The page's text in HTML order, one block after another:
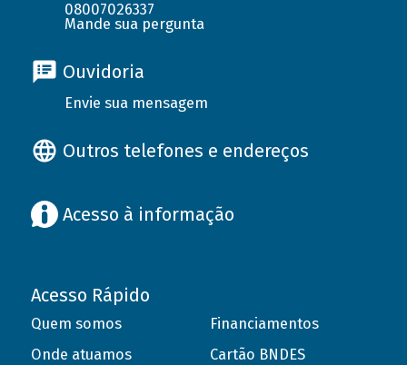
08007026337
Mande sua pergunta
Ouvidoria
Envie sua mensagem
Outros telefones e endereços
Acesso à informação
Acesso Rápido
Quem somos
Onde atuamos
Financiamentos
Cartão BNDES